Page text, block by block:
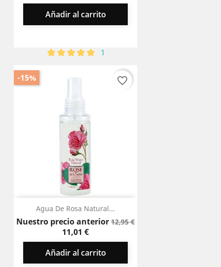
Añadir al carrito
1
Agua De Rosa Natural...
Nuestro precio anteriorPrecio
12,95 €Precio
11,01 €
Añadir al carrito
-15% favorite_border